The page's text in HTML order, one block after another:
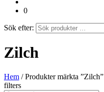
0
Sök efter:
Zilch
Hem / Produkter märkta ”Zilch”
filters